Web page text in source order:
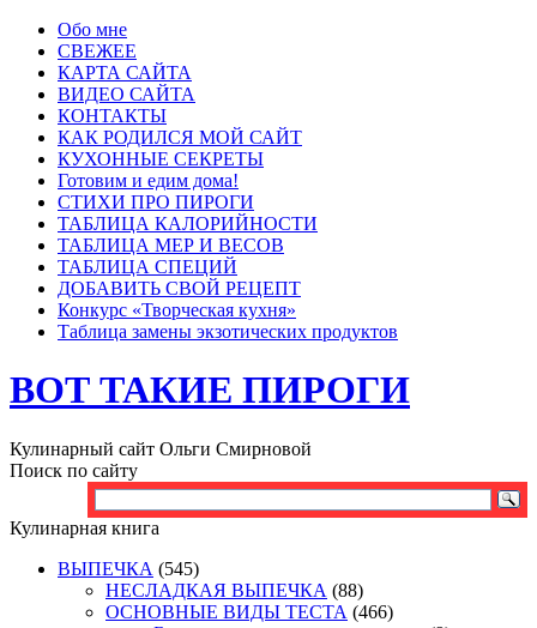
Обо мне
СВЕЖЕЕ
КАРТА САЙТА
ВИДЕО САЙТА
КОНТАКТЫ
КАК РОДИЛСЯ МОЙ САЙТ
КУХОННЫЕ СЕКРЕТЫ
Готовим и едим дома!
СТИХИ ПРО ПИРОГИ
ТАБЛИЦА КАЛОРИЙНОСТИ
ТАБЛИЦА МЕР И ВЕСОВ
ТАБЛИЦА СПЕЦИЙ
ДОБАВИТЬ СВОЙ РЕЦЕПТ
Конкурс «Творческая кухня»
Таблица замены экзотических продуктов
ВОТ ТАКИЕ ПИРОГИ
Кулинарный сайт Ольги Смирновой
Поиск по сайту
Кулинарная книга
ВЫПЕЧКА (545)
НЕСЛАДКАЯ ВЫПЕЧКА (88)
ОСНОВНЫЕ ВИДЫ ТЕСТА (466)